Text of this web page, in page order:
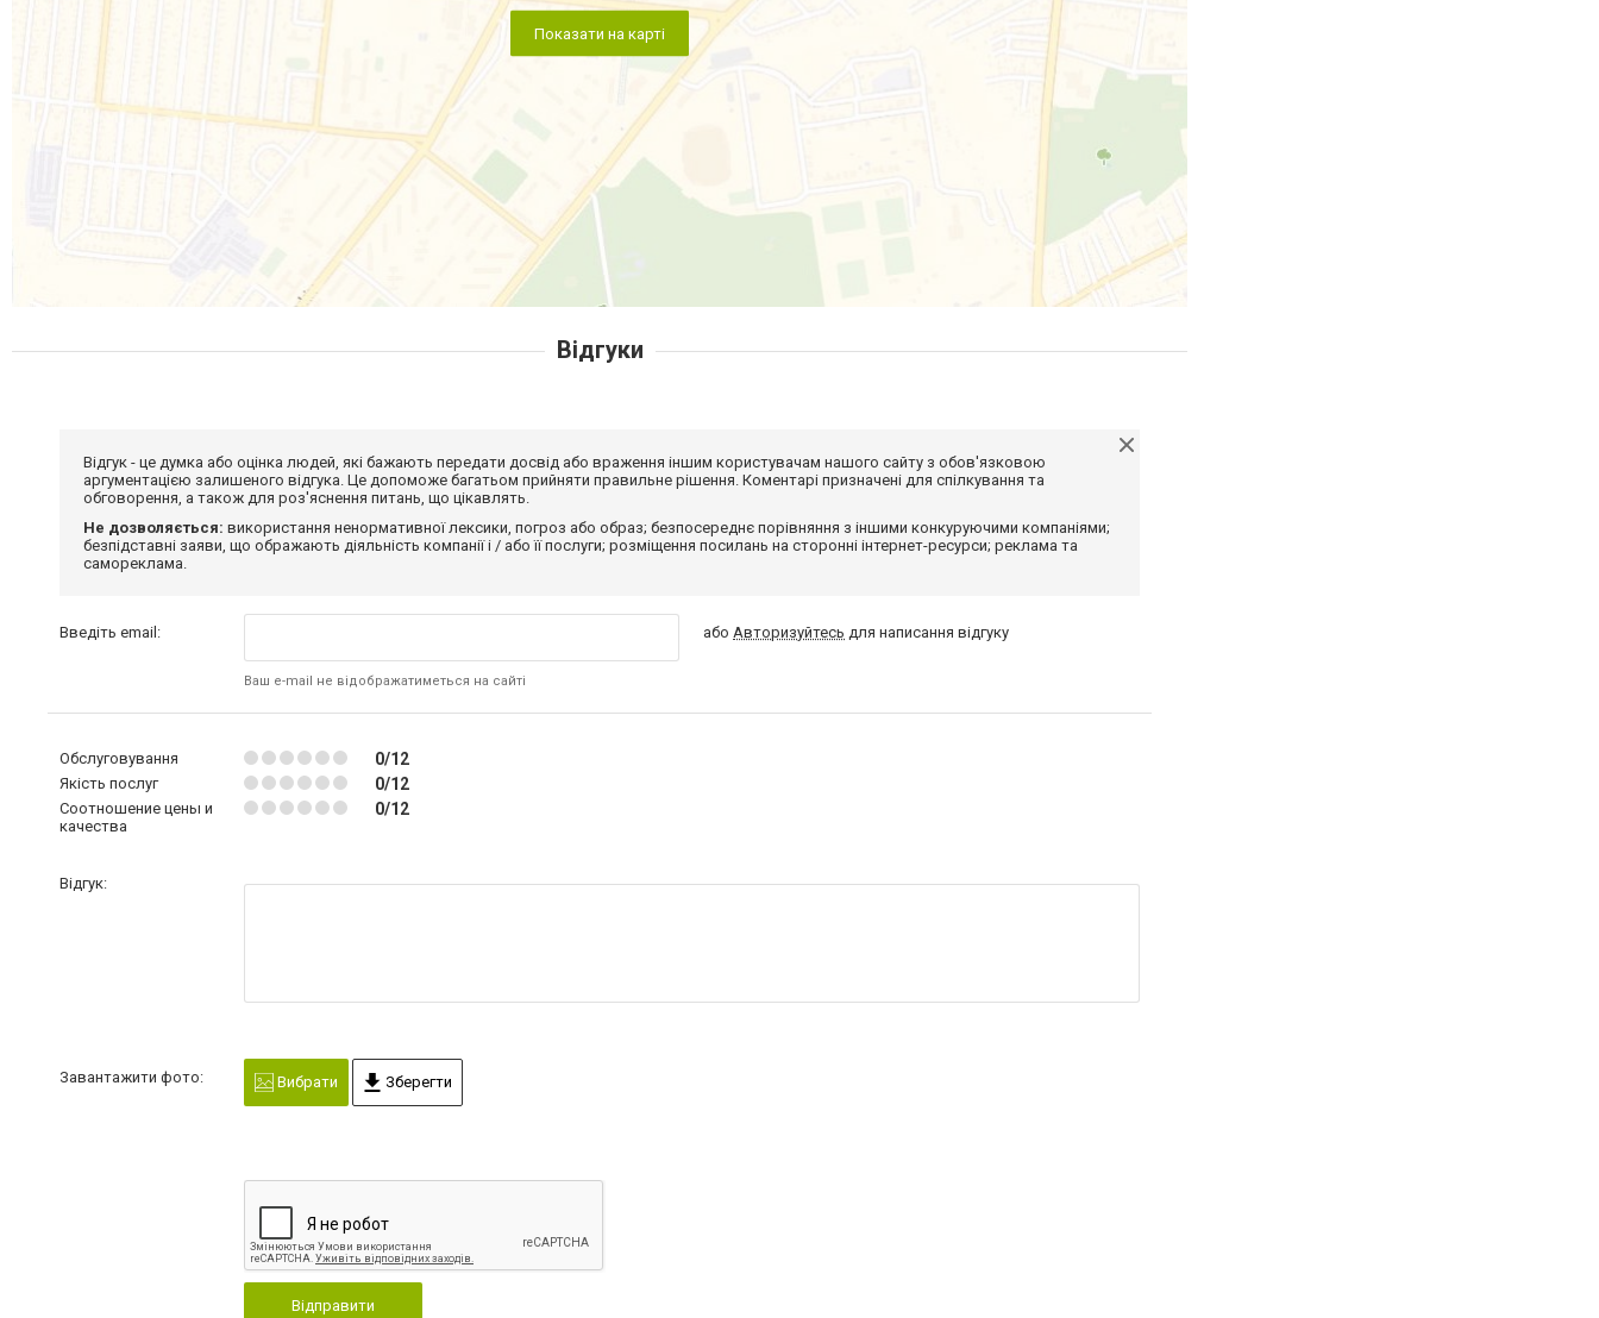
Показати на карті
Відгуки
Відгук - це думка або оцінка людей, які бажають передати досвід або враження іншим користувачам нашого сайту з обов'язковою
аргументацією залишеного відгука. Це допоможе багатьом прийняти правильне рішення. Коментарі призначені для спілкування та
обговорення, а також для роз'яснення питань, що цікавлять.
Не дозволяється: використання ненормативної лексики, погроз або образ; безпосереднє порівняння з іншими конкуруючими компаніями;
безпідставні заяви, що ображають діяльність компанії і / або її послуги; розміщення посилань на сторонні інтернет-ресурси; реклама та
самореклама.
Введіть email:
Ваш e-mail не відображатиметься на сайті
або Авторизуйтесь для написання відгуку
Обслуговування 0/12
Якість послуг 0/12
Соотношение цены и
качества
0/12
Відгук:
Завантажити фото: Вибрати Зберегти
Відправити